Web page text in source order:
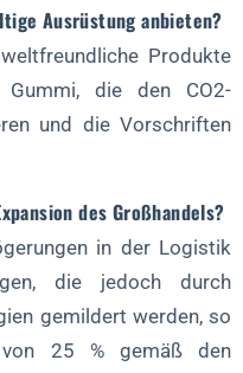
Ausrüstung anbieten?
Produkte
die den CO2-
und die Vorschriften
des Großhandels?
in der Logistik
die jedoch durch
gemildert werden, so
von 25 % gemäß den